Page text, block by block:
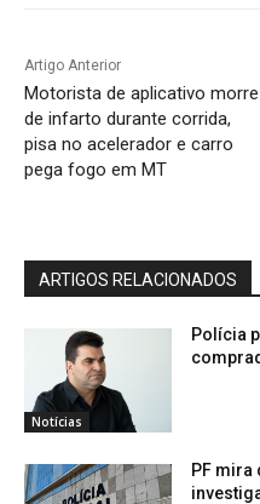
Artigo Anterior
Motorista de aplicativo morre
de infarto durante corrida,
pisa no acelerador e carro
pega fogo em MT
ARTIGOS RELACIONADOS
Notícias
Polícia
PF mira